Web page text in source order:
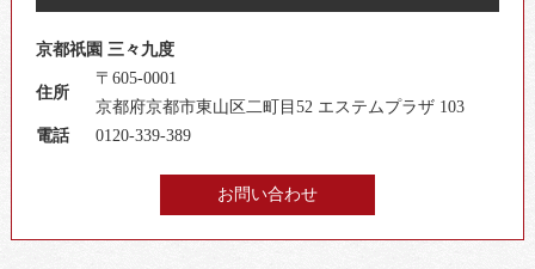
京都祇園 三々九度
住所
〒605-0001
京都府京都市東山区二町目52 エステムプラザ 103
電話
0120-339-389
お問い合わせ